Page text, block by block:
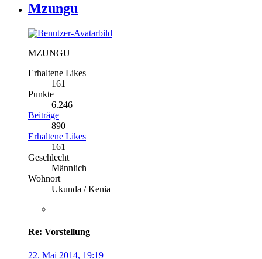
Mzungu
MZUNGU
Erhaltene Likes
161
Punkte
6.246
Beiträge
890
Erhaltene Likes
161
Geschlecht
Männlich
Wohnort
Ukunda / Kenia
Re: Vorstellung
22. Mai 2014, 19:19